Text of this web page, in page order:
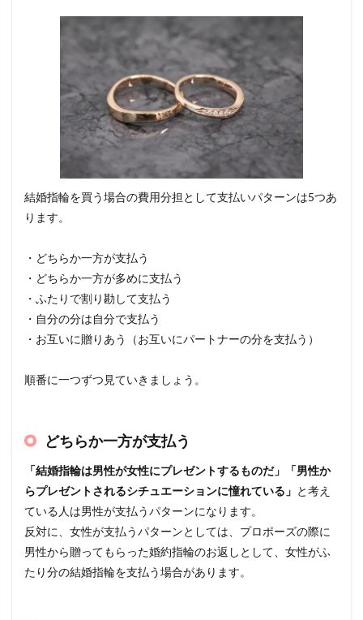
結婚指輪を買う場合の費用分担として支払いパターンは5つあ
ります。
・どちらか一方が支払う
・どちらか一方が多めに支払う
・ふたりで割り勘して支払う
・自分の分は自分で支払う
・お互いに贈りあう（お互いにパートナーの分を支払う）
順番に一つずつ見ていきましょう。
どちらか一方が支払う
「結婚指輪は男性が女性にプレゼントするものだ」「男性か
らプレゼントされるシチュエーションに憧れている」 と考え
ている人は男性が支払うパターンになります。
反対に、女性が支払うパターンとしては、プロポーズの際に
男性から贈ってもらった婚約指輪のお返しとして、女性がふ
たり分の結婚指輪を支払う場合があります。